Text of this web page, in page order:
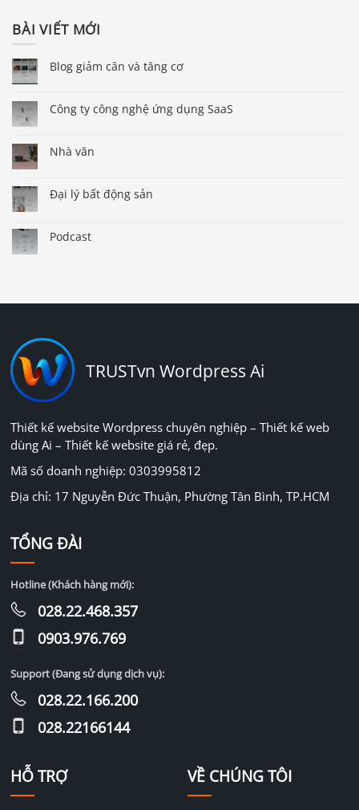
BÀI VIẾT MỚI
Blog giảm cân và tăng cơ
Công ty công nghệ ứng dụng SaaS
Nhà văn
Đại lý bất động sản
Podcast
TRUSTvn Wordpress Ai
Thiết kế website Wordpress chuyên nghiệp – Thiết kế web
dùng Ai – Thiết kế website giá rẻ, đẹp.
Mã số doanh nghiệp: 0303995812
Địa chỉ: 17 Nguyễn Đức Thuận, Phường Tân Bình, TP.HCM
HỖ TRỢ VỀ CHÚNG TÔI
TỔNG ĐÀI
Hotline (Khách hàng mới):
028.22.468.357
0903.976.769
Support (Đang sử dụng dịch vụ):
028.22.166.200
028.22166144